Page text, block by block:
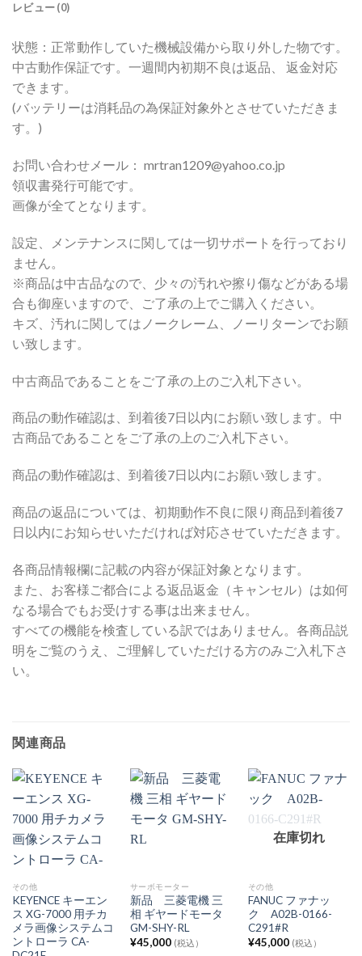
レビュー (0)
状態：正常動作していた機械設備から取り外した物です。
中古動作保証です。一週間内初期不良は返品、 返金対応
できます。
(バッテリーは消耗品の為保証対象外とさせていただきま
す。)
お問い合わせメール： mrtran1209@yahoo.co.jp
領収書発行可能です。
画像が全てとなります。
設定、メンテナンスに関しては一切サポートを行っており
ません。
※商品は中古品なので、少々の汚れや擦り傷などがある場
合も御座いますので、ご了承の上でご購入ください。
キズ、汚れに関してはノークレーム、ノーリターンでお願
い致します。
中古商品であることをご了承の上のご入札下さい。
商品の動作確認は、到着後7日以内にお願い致します。中
古商品であることをご了承の上のご入札下さい。
商品の動作確認は、到着後7日以内にお願い致します。
商品の返品については、初期動作不良に限り商品到着後7
日以内にお知らせいただければ対応させていただきます。
各商品情報欄に記載の内容が保証対象となります。
また、お客様ご都合による返品返金（キャンセル）は如何
なる場合でもお受けする事は出来ません。
すべての機能を検査している訳ではありません。各商品説
明をご覧のうえ、ご理解していただける方のみご入札下さ
い。
関連商品
その他
KEYENCE キーエン
ス XG-7000 用チカ
メラ画像システムコ
ントローラ CA-
サーボモーター
新品 三菱電機 三
相 ギヤードモータ
GM-SHY-RL
¥45,000 (税込）
在庫切れ
その他
FANUC ファナッ
ク A02B-0166-
C291#R
¥45,000 (税込）